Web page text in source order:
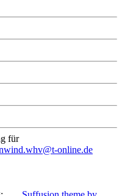
für
online.de